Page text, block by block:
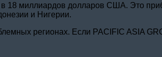
18 миллиардов долларов США. Это
и Нигерии.
регионах. Если PACIFIC ASIA